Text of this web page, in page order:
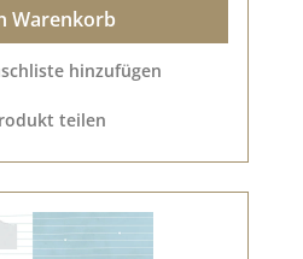
Warenkorb
hinzufügen
teilen